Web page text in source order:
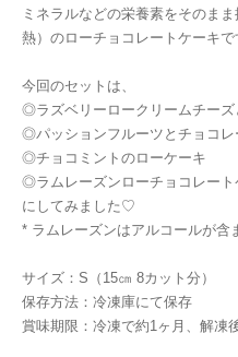
ミネラルなどの栄養素をそのま
熱）のローチョコレートケーキで
今回のセットは、
◎ラズベリーロークリームチー
◎パッションフルーツとチョコレ
◎チョコミントのローケーキ
◎ラムレーズンローチョコレート
にしてみました♡
* ラムレーズンはアルコールが含
サイズ：S（15㎝ 8カット分）
保存方法：冷凍庫にて保存
賞味期限：冷凍で約1ヶ月、解凍